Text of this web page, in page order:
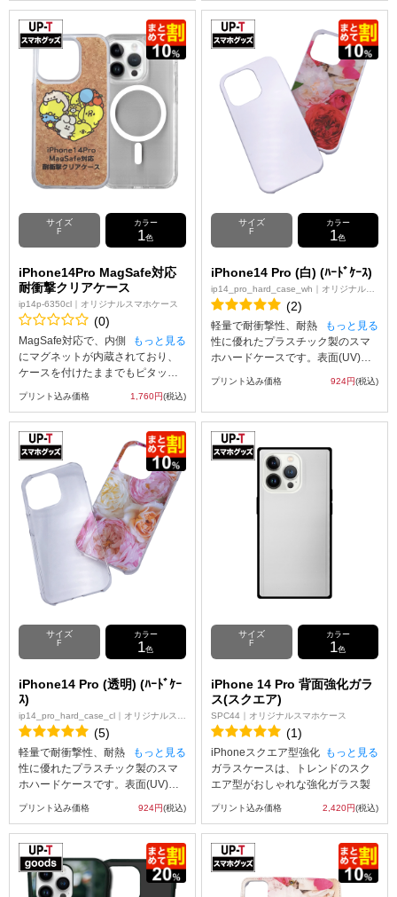
ます。 印刷前の３D真空昇華印刷
スマホケースの素材は白色のプラ
スチック（ポリカーボネート）で
ツヤあり（コート）とツヤ無し
（マット）をご用意しておりま
す。
強く、大切なスマホを保護するこ
とができます。
サイズ
F
カラー
1色
iPhone14Pro MagSafe対応
耐衝撃クリアケース
ip14p-6350cl｜オリジナルスマホケース
(0)
もっと見る
MagSafe対応で、内側
にマグネットが内蔵されており、
ケースを付けたままでもピタッと
貼りつき、ワイヤレス充電など各
種アクセサリーの使用がケースに
入れたまま操作可能です。 背面は
ハードなPC、側面がソフトなTPU
になっていて、着脱も簡単！角に
エアクッションが付いているので
衝撃からiPhoneを守ってくれま
す。 ※デザインの中に透明な箇所
がある際は、透過画像をご使用く
ださい。透過画像以外のデータを
使用されますと白色のインクでプ
リントされます。
プリント込み価格 1,760円(税込)
サイズ
F
カラー
1色
iPhone14 Pro (白) (ﾊｰﾄﾞｹｰｽ)
ip14_pro_hard_case_wh｜オリジナルス
マホケース
(2)
もっと見る
軽量で耐衝撃性、耐熱
性に優れたプラスチック製のスマ
ホハードケースです。表面(UV)印
刷スマホケースはUVインクジェッ
ト印刷を使って、アップロードし
スの表面(スマホの背面になる部分)
へのみ印刷することができます。
なお、表面(UV)印刷スマホケース
の側面には印刷を行わないためご
注意ください。
プリント込み価格 924円(税込)
サイズ
F
カラー
1色
iPhone14 Pro (透明) (ﾊｰﾄﾞｹｰ
ｽ)
ip14_pro_hard_case_cl｜オリジナルスマ
ホケース
(5)
もっと見る
軽量で耐衝撃性、耐熱
性に優れたプラスチック製のスマ
ホハードケースです。表面(UV)印
刷スマホケースはUVインクジェッ
ト印刷を使って、アップロードし
たオリジナルの画像をスマホケー
スの表面(スマホの背面になる部分)
へのみ印刷することができます。
なお、表面(UV)印刷スマホケース
プリント込み価格 924円(税込)
サイズ
F
カラー
1色
iPhone 14 Pro 背面強化ガラ
ス(スクエア)
SPC44｜オリジナルスマホケース
(1)
もっと見る
iPhoneスクエア型強化
ガラスケースは、トレンドのスク
エア型がおしゃれな強化ガラス製
のiPhoneケース。 スマホ本体を装
着する周辺部分はTPUを使用して
いるためグリップ感がいいケース
です。電源やボリュームなどの操
作もそのままお使いいただけま
プリント込み価格 2,420円(税込)